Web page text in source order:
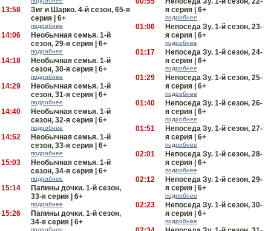
13:58
Зиг и Шарко. 4-й сезон, 65-я
серия | 6+
подробнее
14:06
Необычная семья. 1-й
сезон, 29-я серия | 6+
подробнее
14:18
Необычная семья. 1-й
сезон, 30-я серия | 6+
подробнее
14:29
Необычная семья. 1-й
сезон, 31-я серия | 6+
подробнее
14:40
Необычная семья. 1-й
сезон, 32-я серия | 6+
подробнее
14:52
Необычная семья. 1-й
сезон, 33-я серия | 6+
подробнее
15:03
Необычная семья. 1-й
сезон, 34-я серия | 6+
подробнее
15:14
Папины дочки. 1-й сезон,
33-я серия | 6+
подробнее
15:26
Папины дочки. 1-й сезон,
34-я серия | 6+
подробнее
я серия | 6+
подробнее
01:06
Непоседа Зу. 1-й сезон, 23-
я серия | 6+
подробнее
01:17
Непоседа Зу. 1-й сезон, 24-
я серия | 6+
подробнее
01:29
Непоседа Зу. 1-й сезон, 25-
я серия | 6+
подробнее
01:40
Непоседа Зу. 1-й сезон, 26-
я серия | 6+
подробнее
01:51
Непоседа Зу. 1-й сезон, 27-
я серия | 6+
подробнее
02:01
Непоседа Зу. 1-й сезон, 28-
я серия | 6+
подробнее
02:12
Непоседа Зу. 1-й сезон, 29-
я серия | 6+
подробнее
02:23
Непоседа Зу. 1-й сезон, 30-
я серия | 6+
подробнее